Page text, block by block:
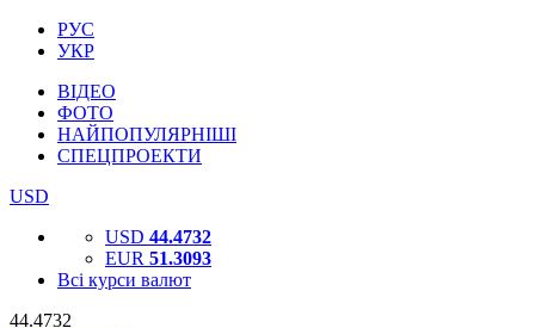
РУС
УКР
ВІДЕО
ФОТО
НАЙПОПУЛЯРНІШІ
СПЕЦПРОЕКТИ
USD
USD 44.4732
EUR 51.3093
Всі курси валют
44.4732